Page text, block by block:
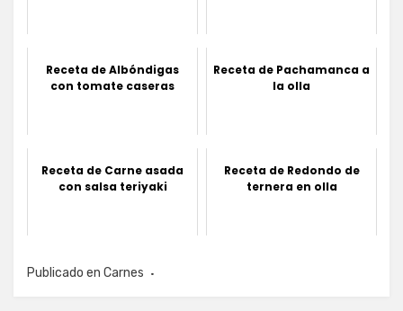
Receta de Albóndigas
con tomate caseras
Receta de Pachamanca a
la olla
Receta de Carne asada
con salsa teriyaki
Receta de Redondo de
ternera en olla
Publicado en Carnes